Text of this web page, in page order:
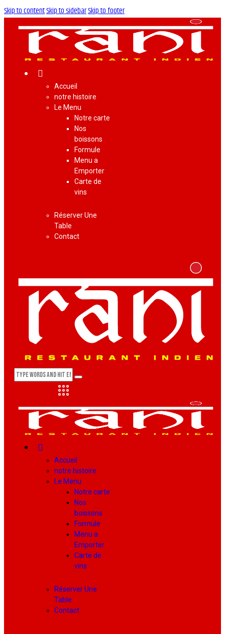
Skip to contentSkip to sidebarSkip to footer
Accueil
notre histoire
Le Menu
Notre carte
Nos
boissons
Formule
Menu a
Emporter
Carte de
vins
Réserver Une
Table
Contact
Accueil
notre histoire
Le Menu
Notre carte
Nos
boissons
Formule
Menu a
Emporter
Carte de
vins
Réserver Une
Table
Contact